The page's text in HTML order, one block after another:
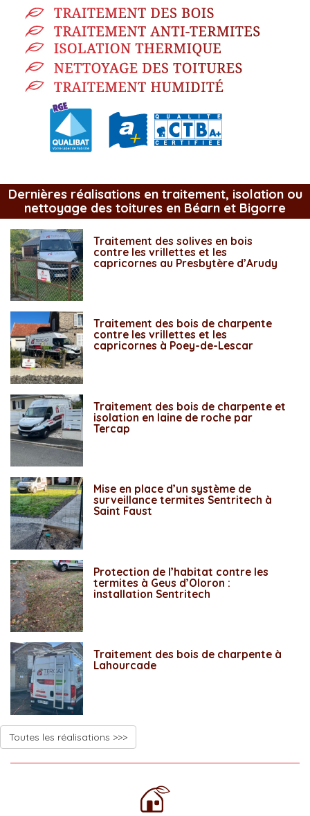
Dernières réalisations en traitement, isolation ou
nettoyage des toitures en Béarn et Bigorre
Traitement des solives en bois
contre les vrillettes et les
capricornes au Presbytère d’Arudy
Traitement des bois de charpente
contre les vrillettes et les
capricornes à Poey-de-Lescar
Traitement des bois de charpente et
isolation en laine de roche par
Tercap
Mise en place d’un système de
surveillance termites Sentritech à
Saint Faust
Protection de l’habitat contre les
termites à Geus d’Oloron :
installation Sentritech
Traitement des bois de charpente à
Lahourcade
Toutes les réalisations >>>